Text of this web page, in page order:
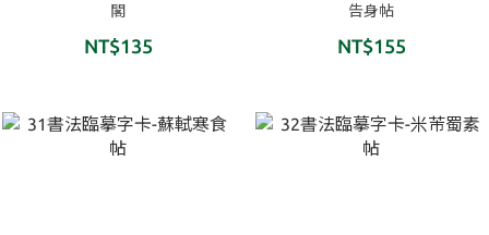
閣
NT$135
告身帖
NT$155